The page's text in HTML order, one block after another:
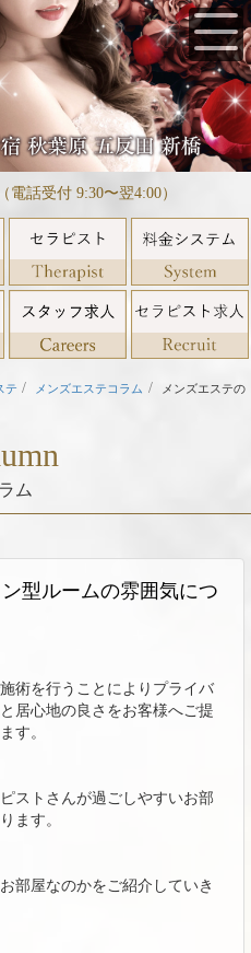
電話受付 9:30〜翌4:00）
テ メンズエステコラム
メンズエステの
ム
型ルームの雰囲気につ
術を行うことによりプライバ
居心地の良さをお客様へご提
す。
ストさんが過ごしやすいお部
ます。
部屋なのかをご紹介していき